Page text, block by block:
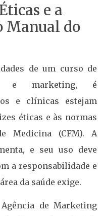
e a
Manual do
de um curso de
e marketing, é
e clínicas estejam
éticas e às normas
Medicina (CFM). A
e seu uso deve
a responsabilidade e
da saúde exige.
de Marketing